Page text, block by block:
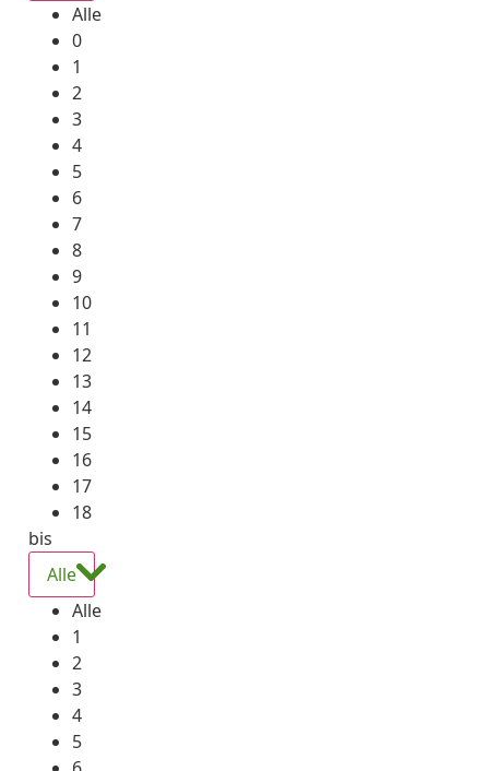
Alle
0
1
2
3
4
5
6
7
8
9
10
11
12
13
14
15
16
17
18
bis
Alle
Alle
1
2
3
4
5